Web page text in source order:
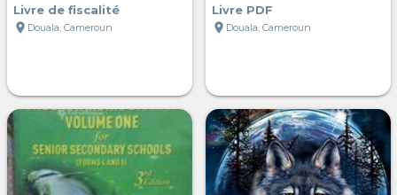
Livre de fiscalité
location_on Douala, Cameroun
Livre PDF
location_on Douala, Cameroun